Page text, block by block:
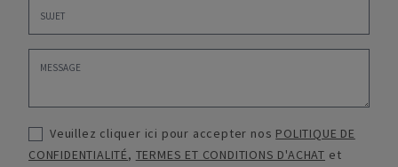
Veuillez cliquer ici pour accepter nos POLITIQUE DE
CONFIDENTIALITÉ, TERMES ET CONDITIONS D'ACHAT et